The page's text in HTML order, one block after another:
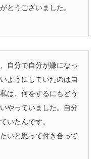
とうございました。
自分で自分が嫌になっ
ようにしていたのは自
は、何をするにもどう
やっていました。自分
いたんです。
いと思って付き合って